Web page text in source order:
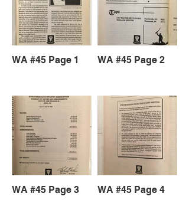
WA #45 Page 1 WA #45 Page 2
WA #45 Page 3 WA #45 Page 4